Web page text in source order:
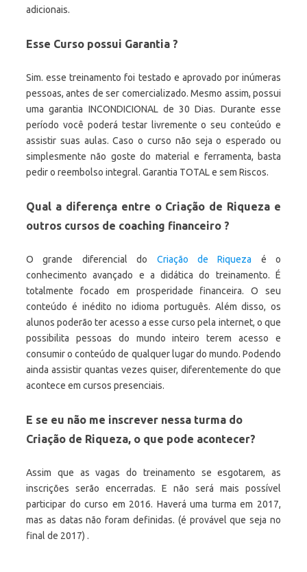
adicionais.
Esse Curso possui Garantia ?
Sim. esse treinamento foi testado e aprovado por inúmeras
pessoas, antes de ser comercializado. Mesmo assim, possui
uma garantia INCONDICIONAL de 30 Dias. Durante esse
período você poderá testar livremente o seu conteúdo e
assistir suas aulas. Caso o curso não seja o esperado ou
simplesmente não goste do material e ferramenta, basta
pedir o reembolso integral. Garantia TOTAL e sem Riscos.
Qual a diferença entre o Criação de Riqueza e
outros cursos de coaching financeiro ?
O grande diferencial do Criação de Riqueza é o
conhecimento avançado e a didática do treinamento. É
totalmente focado em prosperidade financeira. O seu
conteúdo é inédito no idioma português. Além disso, os
alunos poderão ter acesso a esse curso pela internet, o que
possibilita pessoas do mundo inteiro terem acesso e
consumir o conteúdo de qualquer lugar do mundo. Podendo
ainda assistir quantas vezes quiser, diferentemente do que
acontece em cursos presenciais.
E se eu não me inscrever nessa turma do
Criação de Riqueza, o que pode acontecer?
Assim que as vagas do treinamento se esgotarem, as
inscrições serão encerradas. E não será mais possível
participar do curso em 2016. Haverá uma turma em 2017,
mas as datas não foram definidas. (é provável que seja no
final de 2017) .